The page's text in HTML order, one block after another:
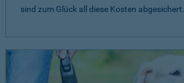
sind zum Glück all diese Kosten abgesichert.